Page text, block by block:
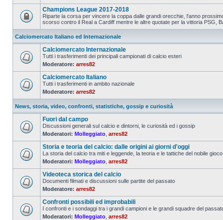
Champions League 2017-2018
Riparte la corsa per vincere la coppa dalle grandi orecchie, l'anno
scorso contro il Real a Cardiff mentre le altre quotate per la vittoria PSG,
Calciomercato Italiano ed Internazionale
Calciomercato Internazionale
Tutti i trasferimenti dei principali campionati di calcio esteri
Moderatore: arres82
Calciomercato Italiano
Tutti i trasferimenti in ambito nazionale
Moderatore: arres82
News, storia, video, confronti, statistiche, gossip e curiosità
Fuori dal campo
Discussioni generali sul calcio e dintorni, le curiosità ed i gossip
Moderatori: Molleggiato arres82
Storia e teoria del calcio: dalle origini ai giorni d'oggi
La storia del calcio tra miti e leggende, la teoria e le tattiche del nobile gioco
Moderatori: Molleggiato arres82
Videoteca storica del calcio
Documenti filmati e discussioni sulle partite del passato
Moderatore: arres82
Confronti possibili ed improbabili
I confronti e i sondaggi tra i grandi campioni e le grandi squadre del
Moderatori: Molleggiato arres82